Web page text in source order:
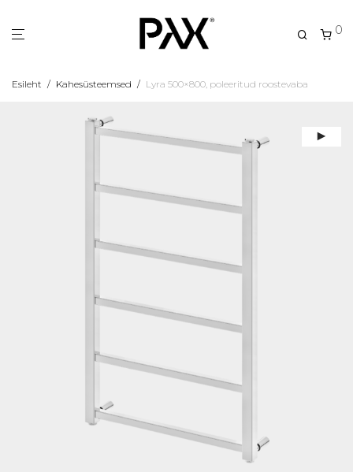
0
Esileht / Kahesüsteemsed / Lyra 500×800, poleeritud roostevaba